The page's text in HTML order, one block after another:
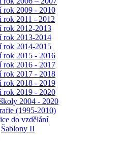
rok 2009 - 2010
rok 2011 - 2012
rok 2012-2013
rok 2013-2014
rok 2014-2015
rok 2015 - 2016
rok 2016 - 2017
rok 2017 - 2018
rok 2018 - 2019
rok 2019 - 2020
2004 - 2020
(1995-2010)
do vzdělání
Šablony II